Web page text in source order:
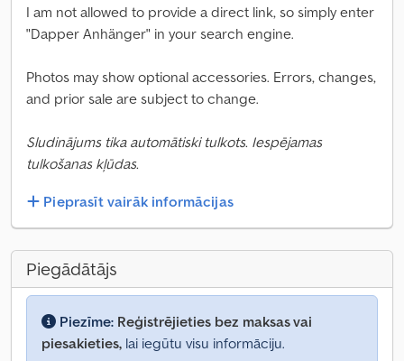
I am not allowed to provide a direct link, so simply enter
"Dapper Anhänger" in your search engine.
Photos may show optional accessories. Errors, changes,
and prior sale are subject to change.
Sludinājums tika automātiski tulkots. Iespējamas
tulkošanas kļūdas.
Pieprasīt vairāk informācijas
Piegādātājs
Piezīme: Reģistrējieties bez maksas vai
piesakieties, lai iegūtu visu informāciju.